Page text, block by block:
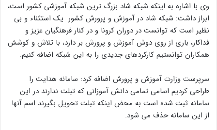
وی با اشاره به اینکه شبکه شاد بزرگ ترین شبکه آموزشی کشور است،
ابراز داشت: شبکه شاد در آموزش و پرورش کشور یک استثناء و بی
نظیر است که توانست در دوران کرونا و در کنار فرهنگیان عزیز و
فداکار، باری از روی دوش آموزش و پرورش بر دارد، با تلاش و کوشش
همکاران توانستیم کارکردهای جدیدی را به این شبکه اضافه کنیم.
سرپرست وزارت آموزش و پرورش اضافه کرد: سامانه هدایت را
طراحی کردیم اسامی تمامی دانش آموزانی که تبلت ندارند در این
سامانه ثبت شده است به محض اینکه تبلت تحویل بگیرند اسم آنها
از این سامانه حذف می شود.